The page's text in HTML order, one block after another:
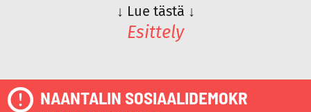
↓ Lue tästä ↓
Esittely
NAANTALIN SOSIAALIDEMOKR